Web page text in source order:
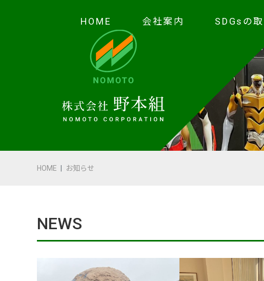
HOME 会社案内 SDGsの取
HOME お知らせ
NEWS
会社案内
代表あいさつ
会社概要・沿革
SDGsの取組